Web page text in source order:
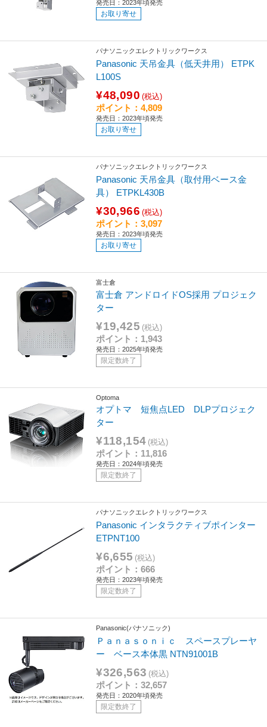
発売日：2023年頃発売
お取り寄せ
パナソニックエレクトリックワークス
Panasonic 天吊金具（低天井用） ETPK
L100S
¥48,090 (税込)
ポイント：4,809
発売日：2023年頃発売
お取り寄せ
パナソニックエレクトリックワークス
Panasonic 天吊金具（取付用ベース金
具） ETPKL430B
¥30,966 (税込)
ポイント：3,097
発売日：2023年頃発売
お取り寄せ
富士倉
富士倉 アンドロイドOS採用 プロジェク
ター
¥19,425 (税込)
ポイント：1,943
発売日：2025年頃発売
限定数終了
Optoma
オプトマ 短焦点LED DLPプロジェク
ター
¥118,154 (税込)
ポイント：11,816
発売日：2024年頃発売
限定数終了
パナソニックエレクトリックワークス
Panasonic インタラクティブポインター
ETPNT100
¥6,655 (税込)
ポイント：666
発売日：2023年頃発売
限定数終了
Panasonic(パナソニック)
Ｐａｎａｓｏｎｉｃ スペースプレーヤ
ー ベース本体黒 NTN91001B
¥326,563 (税込)
ポイント：32,657
発売日：2020年頃発売
限定数終了